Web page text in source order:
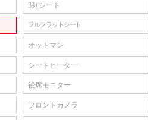
3列シート
フルフラットシート
オットマン
シートヒーター
後席モニター
フロントカメラ